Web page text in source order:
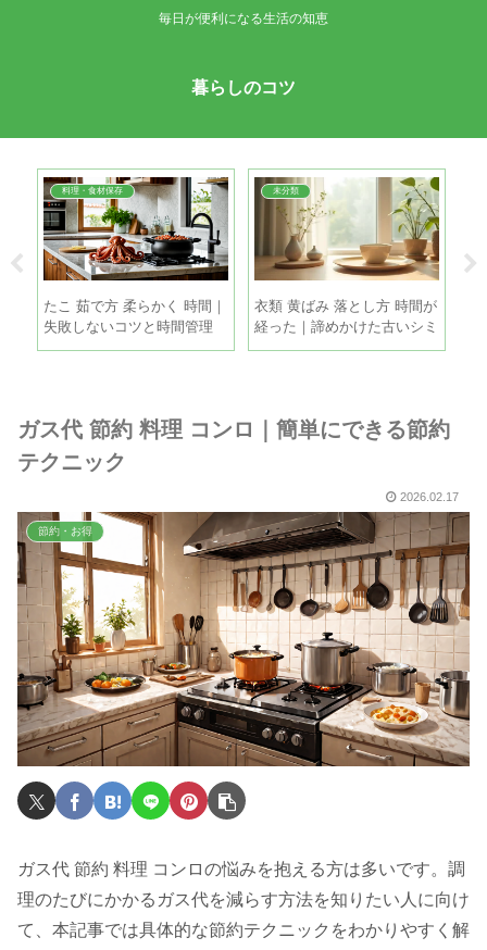
毎日が便利になる生活の知恵
暮らしのコツ
料理・食材保存
たこ 茹で方 柔らかく 時間｜
失敗しないコツと時間管理
未分類
衣類 黄ばみ 落とし方 時間が
経った｜諦めかけた古いシミ
も家庭で復活させる方法
ガス代 節約 料理 コンロ｜簡単にできる節約
テクニック
2026.02.17
節約・お得
ガス代 節約 料理 コンロの悩みを抱える方は多いです。調
理のたびにかかるガス代を減らす方法を知りたい人に向け
て、本記事では具体的な節約テクニックをわかりやすく解